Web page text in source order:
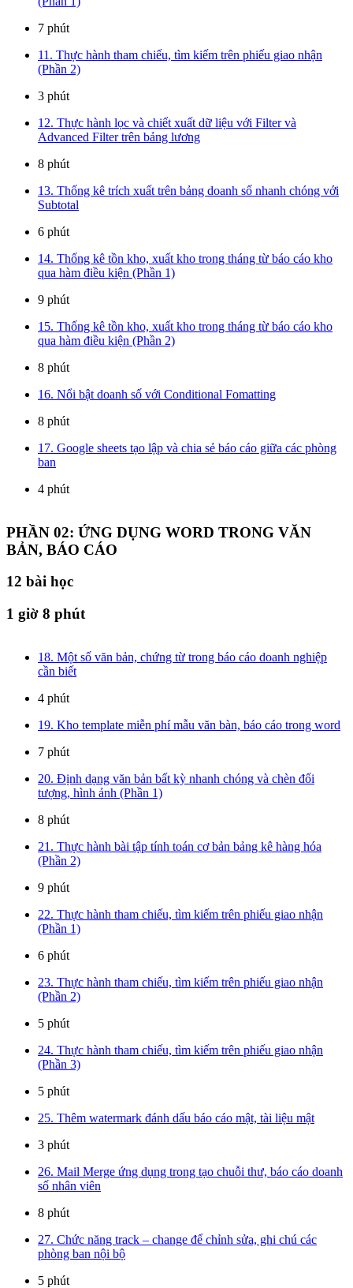
7 phút
11. Thực hành tham chiếu, tìm kiếm trên phiếu giao nhận
(Phần 2)
3 phút
12. Thực hành lọc và chiết xuất dữ liệu với Filter và
Advanced Filter trên bảng lương
8 phút
13. Thống kê trích xuất trên bảng doanh số nhanh chóng với
Subtotal
6 phút
14. Thống kê tồn kho, xuất kho trong tháng từ báo cáo kho
qua hàm điều kiện (Phần 1)
9 phút
15. Thống kê tồn kho, xuất kho trong tháng từ báo cáo kho
qua hàm điều kiện (Phần 2)
8 phút
16. Nổi bật doanh số với Conditional Fomatting
8 phút
17. Google sheets tạo lập và chia sẻ báo cáo giữa các phòng
ban
4 phút
PHẦN 02: ỨNG DỤNG WORD TRONG VĂN
BẢN, BÁO CÁO
12 bài học
1 giờ 8 phút
18. Một số văn bản, chứng từ trong báo cáo doanh nghiệp
cần biết
4 phút
19. Kho template miễn phí mẫu văn bàn, báo cáo trong word
7 phút
20. Định dạng văn bản bất kỳ nhanh chóng và chèn đối
tượng, hình ảnh (Phần 1)
8 phút
21. Thực hành bài tập tính toán cơ bản bảng kê hàng hóa
(Phần 2)
9 phút
22. Thực hành tham chiếu, tìm kiếm trên phiếu giao nhận
(Phần 1)
6 phút
23. Thực hành tham chiếu, tìm kiếm trên phiếu giao nhận
(Phần 2)
5 phút
24. Thực hành tham chiếu, tìm kiếm trên phiếu giao nhận
(Phần 3)
5 phút
25. Thêm watermark đánh dấu báo cáo mật, tài liệu mật
3 phút
26. Mail Merge ứng dụng trong tạo chuỗi thư, báo cáo doanh
số nhân viên
8 phút
27. Chức năng track – change để chỉnh sửa, ghi chú các
phòng ban nội bộ
5 phút